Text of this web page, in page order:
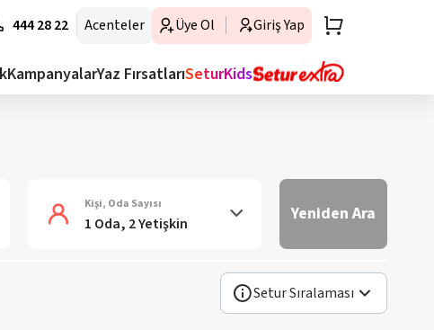
444 28 22 Acenteler Üye Ol Giriş Yap
KampanyalarYaz FırsatlarıSeturKids
Kişi, Oda Sayısı
1 Oda, 2 Yetişkin Yeniden Ara
Setur Sıralaması